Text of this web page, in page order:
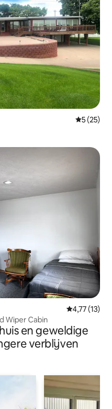
5 (25)
Gemiddelde
4,77 (13)
Wiper Cabin
en geweldige
verblijven